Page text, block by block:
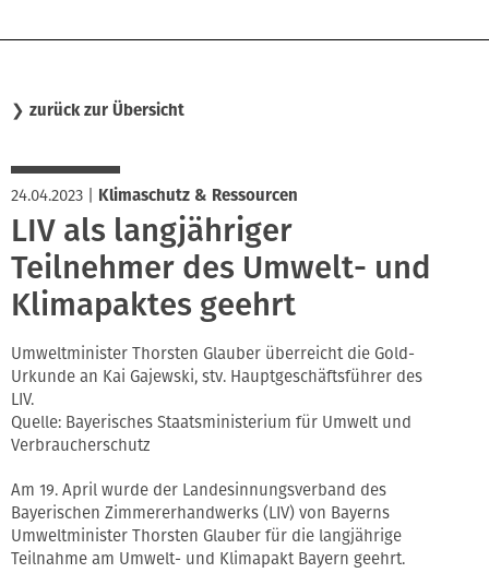
❯ zurück zur Übersicht
24.04.2023 Klimaschutz & Ressourcen
LIV als langjähriger
Teilnehmer des Umwelt- und
Klimapaktes geehrt
Umweltminister Thorsten Glauber überreicht die Gold-
Urkunde an Kai Gajewski, stv. Hauptgeschäftsführer des
LIV.
Quelle: Bayerisches Staatsministerium für Umwelt und
Verbraucherschutz
Am 19. April wurde der Landesinnungsverband des
Bayerischen Zimmererhandwerks (LIV) von Bayerns
Umweltminister Thorsten Glauber für die langjährige
Teilnahme am Umwelt- und Klimapakt Bayern geehrt.